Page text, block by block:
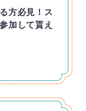
方必見！ス
加して貰え